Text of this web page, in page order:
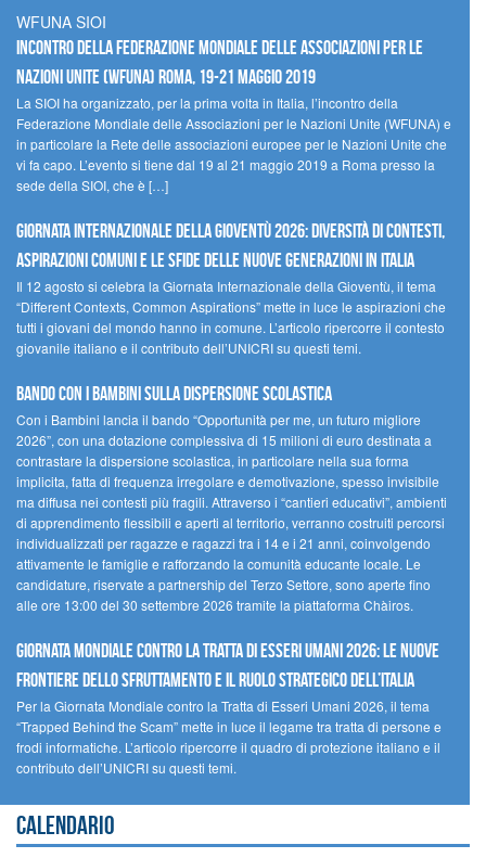
WFUNA SIOI
Incontro della Federazione Mondiale delle Associazioni per le
Nazioni Unite (WFUNA) Roma, 19-21 maggio 2019
La SIOI ha organizzato, per la prima volta in Italia, l’incontro della
Federazione Mondiale delle Associazioni per le Nazioni Unite (WFUNA) e
in particolare la Rete delle associazioni europee per le Nazioni Unite che
vi fa capo. L’evento si tiene dal 19 al 21 maggio 2019 a Roma presso la
sede della SIOI, che è […]
GIORNATA INTERNAZIONALE DELLA GIOVENTÙ 2026: DIVERSITÀ DI CONTESTI,
ASPIRAZIONI COMUNI E LE SFIDE DELLE NUOVE GENERAZIONI IN ITALIA
Il 12 agosto si celebra la Giornata Internazionale della Gioventù, il tema
“Different Contexts, Common Aspirations” mette in luce le aspirazioni che
tutti i giovani del mondo hanno in comune. L’articolo ripercorre il contesto
giovanile italiano e il contributo dell’UNICRI su questi temi.
Bando Con i Bambini sulla dispersione scolastica
Con i Bambini lancia il bando “Opportunità per me, un futuro migliore
2026”, con una dotazione complessiva di 15 milioni di euro destinata a
contrastare la dispersione scolastica, in particolare nella sua forma
implicita, fatta di frequenza irregolare e demotivazione, spesso invisibile
ma diffusa nei contesti più fragili. Attraverso i “cantieri educativi”, ambienti
di apprendimento flessibili e aperti al territorio, verranno costruiti percorsi
individualizzati per ragazze e ragazzi tra i 14 e i 21 anni, coinvolgendo
attivamente le famiglie e rafforzando la comunità educante locale. Le
candidature, riservate a partnership del Terzo Settore, sono aperte fino
alle ore 13:00 del 30 settembre 2026 tramite la piattaforma Chàiros.
GIORNATA MONDIALE CONTRO LA TRATTA DI ESSERI UMANI 2026: LE NUOVE
FRONTIERE DELLO SFRUTTAMENTO E IL RUOLO STRATEGICO DELL’ITALIA
Per la Giornata Mondiale contro la Tratta di Esseri Umani 2026, il tema
“Trapped Behind the Scam” mette in luce il legame tra tratta di persone e
frodi informatiche. L’articolo ripercorre il quadro di protezione italiano e il
contributo dell’UNICRI su questi temi.
Calendario